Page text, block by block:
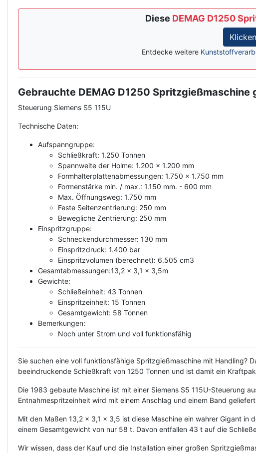
Diese DEMAG D1250
Entdecke weitere
Description
Gebrauchte DEMAG D1250
Steuerung Siemens S5 115U
Technische Daten:
Aufspanngruppe:
Schließkraft: 1.250 Tonnen
Spannweite der Holme: 1.200 x 1.200 mm
Formhalterplattenabmessungen: 1.750 x 1.750 mm
Formenstärke min. / max.: 1.150 mm. - 600 mm
Max. Öffnungsweg: 1.750 mm
Feste Seitenzentrierung: 250 mm
Bewegliche Zentrierung: 250 mm
Einspritzgruppe:
Schneckendurchmesser: 130 mm
Einspritzdruck: 1.400 bar
Einspritzvolumen (berechnet): 6.505 cm3
Gesamtabmessungen:13,2 x 3,1 x 3,5m
Gewichte:
Schließeinheit: 43 Tonnen
Einspritzeinheit: 15 Tonnen
Gesamtgewicht: 58 Tonnen
Bemerkungen:
Noch unter Strom und voll funktionsfähig
Sie suchen eine voll funktionsfähige Spritzgießmaschine mit Handling?
beeindruckende Schießkraft von 1250 Tonnen und ist damit ein
Die 1983 gebaute Maschine ist mit einer Siemens S5 115U-Steuerung
Entnahmespritzeinheit wird mit einem Anschlag und einem Band
Mit den Maßen 13,2 x 3,1 x 3,5 ist diese Maschine ein wahrer Gigant
einem Gesamtgewicht von nur 58 t. Davon entfallen 43 t auf die
Wir wissen, dass der Kauf und die Installation einer großen